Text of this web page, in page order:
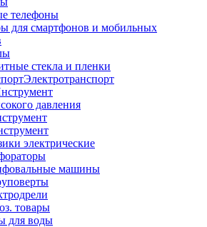
телефоны
для смартфонов и мобильных
стекла и пленки
Электротранспорт
давления
электрические
машины
товары
для воды